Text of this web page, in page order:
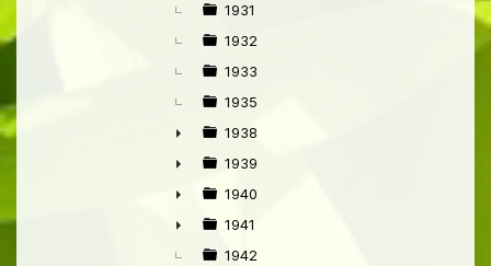
1931
1932
1933
1935
►
1938
►
1939
►
1940
►
1941
1942